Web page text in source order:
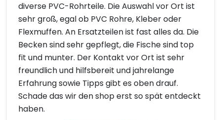
diverse PVC-Rohrteile. Die Auswahl vor Ort ist
sehr groß, egal ob PVC Rohre, Kleber oder
Flexmuffen. An Ersatzteilen ist fast alles da. Die
Becken sind sehr gepflegt, die Fische sind top
fit und munter. Der Kontakt vor Ort ist sehr
freundlich und hilfsbereit und jahrelange
Erfahrung sowie Tipps gibt es oben drauf.
Schade das wir den shop erst so spät entdeckt
haben.